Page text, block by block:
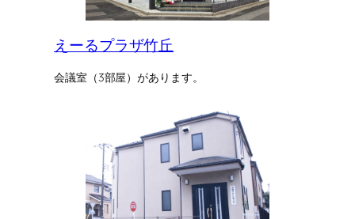
えーるプラザ竹丘
会議室（3部屋）があります。